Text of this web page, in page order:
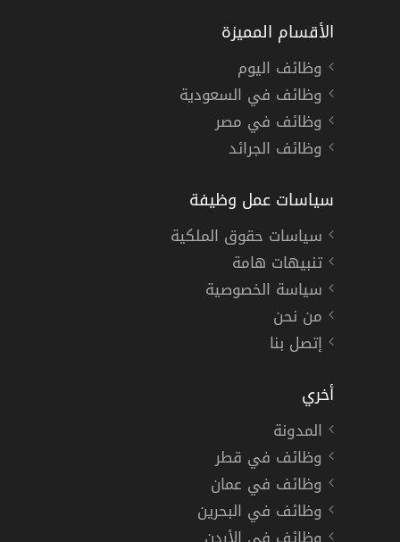
الأقسام المميزة
وظائف اليوم
وظائف في السعودية
وظائف في مصر
وظائف الجرائد
سياسات عمل وظيفة
سياسات حقوق الملكية
تنبيهات هامة
سياسة الخصوصية
من نحن
إتصل بنا
أخري
المدونة
وظائف في قطر
وظائف في عمان
وظائف في البحرين